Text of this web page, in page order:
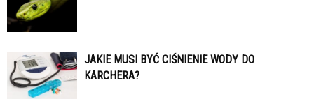
JAKIE MUSI BYĆ CIŚNIENIE WODY DO
KARCHERA?